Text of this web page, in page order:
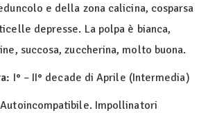
e della zona calicina, cosparsa
depresse. La polpa è bianca,
succosa, zuccherina, molto buona.
I° – II° decade di Aprile (Intermedia)
Autoincompatibile. Impollinatori